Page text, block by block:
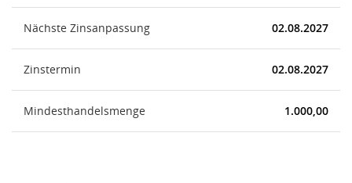
Nächste Zinsanpassung 02.08.2027
Zinstermin 02.08.2027
Mindesthandelsmenge 1.000,00